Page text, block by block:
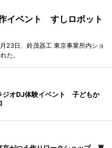
イベント すしロボット
23日、鈴茂器工 東京事業所内ショ
た。
ジオDJ体験イベント 子どもか